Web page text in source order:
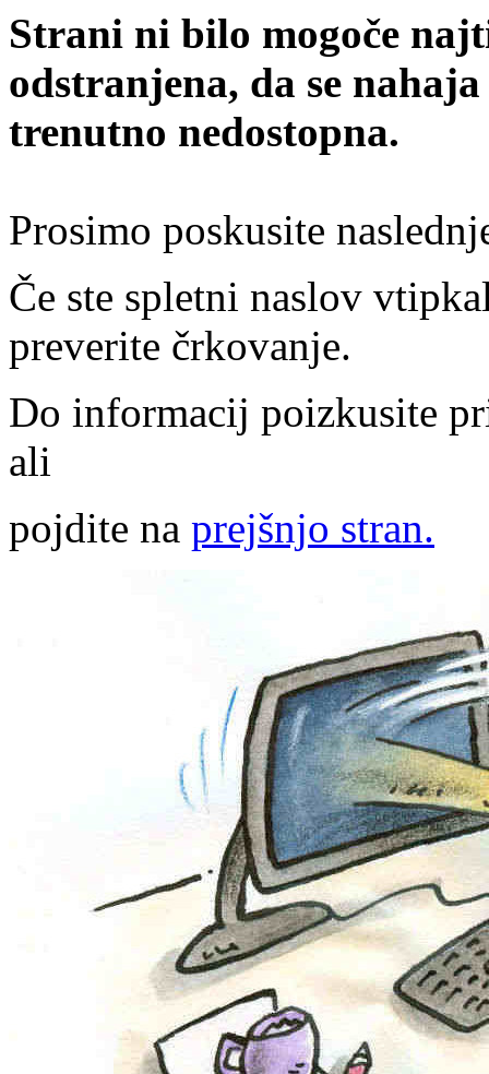
Strani ni bilo mogoče
odstranjena, da se
trenutno nedostopna.
Prosimo poskusite
Če ste spletni naslov
preverite črkovanje.
Do informacij poizkusite
ali
pojdite na prejšnjo stran.